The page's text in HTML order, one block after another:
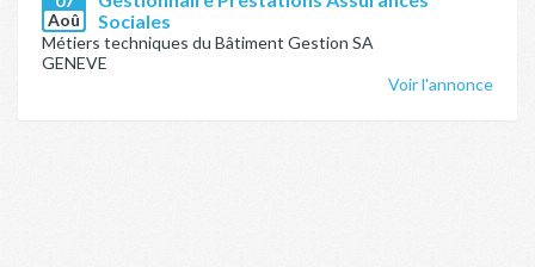
Aoû
Sociales
Métiers techniques du Bâtiment Gestion SA
GENEVE
Voir l'annonce